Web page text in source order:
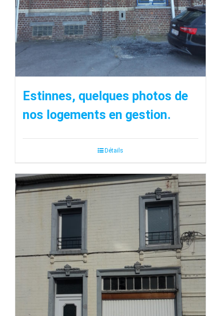
Estinnes, quelques photos de
nos logements en gestion.
Détails